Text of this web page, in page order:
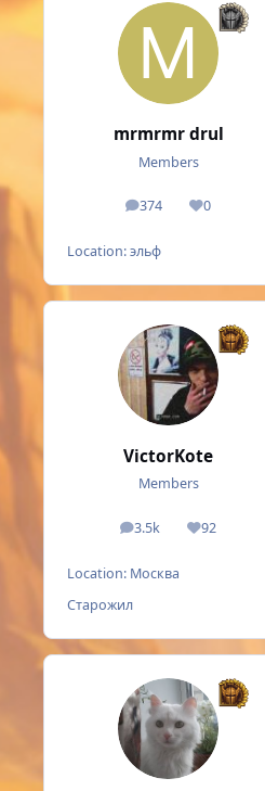
mrmrmr drul
Members
374
posts 0
Reputation
Location:эльф
VictorKote
Members
3.5k
posts 92
Reputation
Location: Москва
Старожил